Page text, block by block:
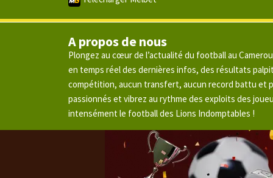
A propos de nous
Plongez au cœur de l’actualité du football au
en temps réel des dernières infos, des résultats
compétition, aucun transfert, aucun record battu et
passionnés et vibrez au rythme des exploits des
intensément le football des Lions Indomptables !